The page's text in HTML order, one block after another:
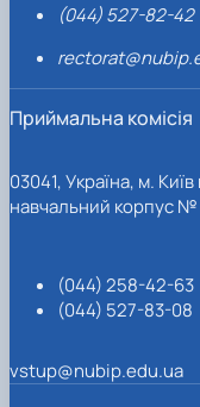
(044) 527-82-42
Приймальна комісія
03041, Україна, м.
навчальний корпус №
(044) 258-42-63
(044) 527-83-08
vstup@nubip.edu.ua